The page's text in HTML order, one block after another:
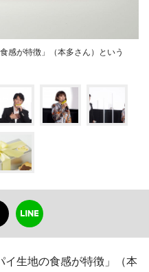
感が特徴」（本多さん）という
イ生地の食感が特徴」（本